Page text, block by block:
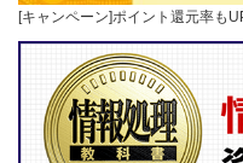
[キャンペーン]ポイント還元率も